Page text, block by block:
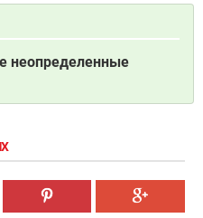
неопределенные